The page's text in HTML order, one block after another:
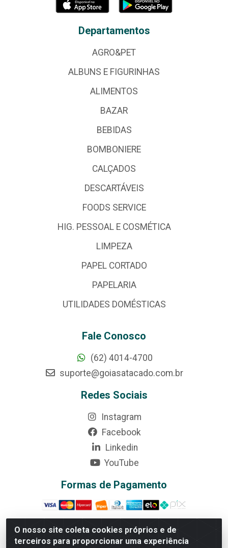
O nosso site coleta cookies próprios e de
terceiros para proporcionar uma experiência
Departamentos
AGRO&PET
ALBUNS E FIGURINHAS
ALIMENTOS
BAZAR
BEBIDAS
BOMBONIERE
CALÇADOS
DESCARTÁVEIS
FOODS SERVICE
HIG. PESSOAL E COSMÉTICA
LIMPEZA
PAPEL CORTADO
PAPELARIA
UTILIDADES DOMÉSTICAS
Fale Conosco
(62) 4014-4700
suporte@goiasatacado.com.br
Redes Sociais
Instagram
Facebook
Linkedin
YouTube
Formas de Pagamento
Rede Brasil - Avenida Universitária, nº 3860, Jardim das